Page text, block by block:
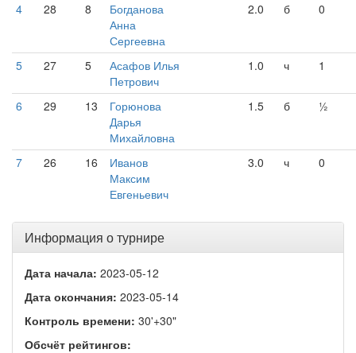
4 28 8
Богданова
Анна
Сергеевна
2.0 б 0
5 27 5
Асафов Илья
Петрович
1.0 ч 1
6 29 13
Горюнова
Дарья
Михайловна
1.5 б ½
7 26 16
Иванов
Максим
Евгеньевич
3.0 ч 0
Информация о турнире
Дата начала: 2023-05-12
Дата окончания: 2023-05-14
Контроль времени: 30'+30"
Обсчёт рейтингов: